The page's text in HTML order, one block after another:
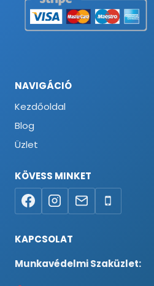
NAVIGÁCIÓ
Kezdőoldal
Blog
Üzlet
KÖVESS MINKET
KAPCSOLAT
Munkavédelmi Szaküzlet: